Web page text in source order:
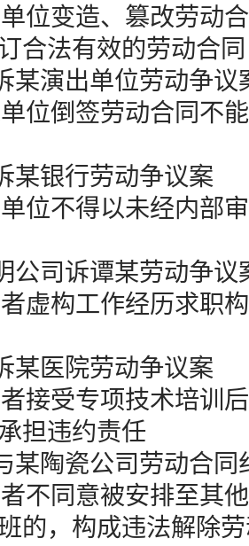
变造、篡改劳动合
合法有效的劳动合同
演出单位劳动争议
倒签劳动合同不能
银行劳动争议案
不得以未经内部审
司诉谭某劳动争议
构工作经历求职构
医院劳动争议案
受专项技术培训后
担违约责任
陶瓷公司劳动合同
同意被安排至其他
的，构成违法解除